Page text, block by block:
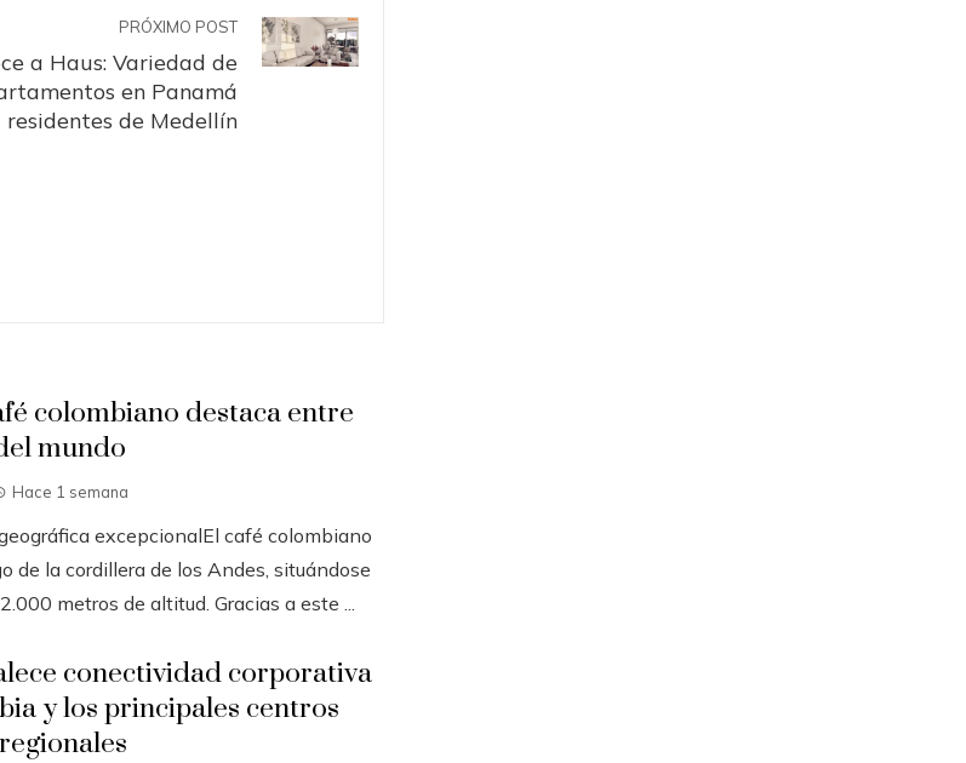
PRÓXIMO POST
a Haus: Variedad de
en Panamá
residentes de Medellín
colombiano destaca entre
mundo
Hace 1 semana
excepcionalEl café colombiano
de la cordillera de los Andes, situándose
metros de altitud. Gracias a este ...
conectividad corporativa
y los principales centros